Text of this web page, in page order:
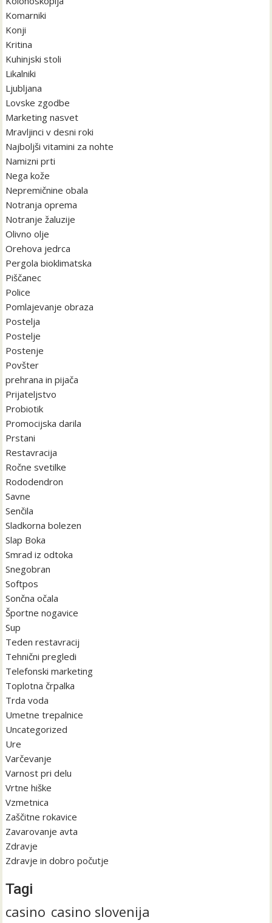
Komarniki
Konji
Kritina
Kuhinjski stoli
Likalniki
Ljubljana
Lovske zgodbe
Marketing nasvet
Mravljinci v desni roki
Najboljši vitamini za nohte
Namizni prti
Nega kože
Nepremičnine obala
Notranja oprema
Notranje žaluzije
Olivno olje
Orehova jedrca
Pergola bioklimatska
Piščanec
Police
Pomlajevanje obraza
Postelja
Postelje
Postenje
Povšter
prehrana in pijača
Prijateljstvo
Probiotik
Promocijska darila
Prstani
Restavracija
Ročne svetilke
Rododendron
Savne
Senčila
Sladkorna bolezen
Slap Boka
Smrad iz odtoka
Snegobran
Softpos
Sončna očala
Športne nogavice
Sup
Teden restavracij
Tehnični pregledi
Telefonski marketing
Toplotna črpalka
Trda voda
Umetne trepalnice
Uncategorized
Ure
Varčevanje
Varnost pri delu
Vrtne hiške
Vzmetnica
Zaščitne rokavice
Zavarovanje avta
Zdravje
Zdravje in dobro počutje
Tagi
casino casino slovenija